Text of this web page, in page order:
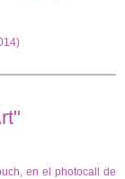
en el photocall de